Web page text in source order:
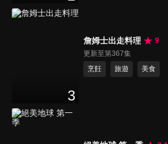
3
詹姆士出走料理
9
更新至第367集
烹飪
旅遊 美食